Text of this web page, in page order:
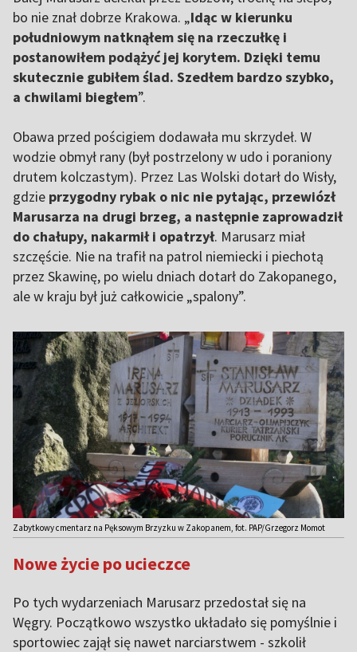
bo nie znał dobrze Krakowa. „Idąc w kierunku
południowym natknąłem się na rzeczułkę i
postanowiłem podążyć jej korytem. Dzięki temu
skutecznie gubiłem ślad. Szedłem bardzo szybko,
a chwilami biegłem”.
Obawa przed pościgiem dodawała mu skrzydeł. W
wodzie obmył rany (był postrzelony w udo i poraniony
drutem kolczastym). Przez Las Wolski dotarł do Wisły,
gdzie przygodny rybak o nic nie pytając, przewiózł
Marusarza na drugi brzeg, a następnie zaprowadził
do chałupy, nakarmił i opatrzył. Marusarz miał
szczęście. Nie na trafił na patrol niemiecki i piechotą
przez Skawinę, po wielu dniach dotarł do Zakopanego,
ale w kraju był już całkowicie „spalony”.
Zabytkowy cmentarz na Pęksowym Brzyzku w Zakopanem, fot. PAP/Grzegorz Momot
Nowe życie po ucieczce
Po tych wydarzeniach Marusarz przedostał się na
Węgry. Początkowo wszystko układało się pomyślnie i
sportowiec zajął się nawet narciarstwem - szkolił